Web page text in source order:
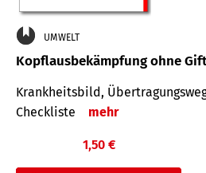
UMWELT
Kopflausbekämpfung ohne Gift
Krankheits­bild,
Check­liste
mehr
1,50 €